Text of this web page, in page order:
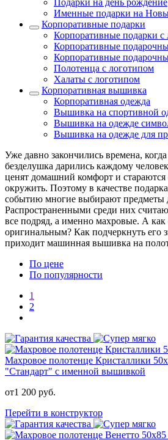
Подарки на день рождение
Именные подарки на
Корпоративные подарки
Корпоративные подарки
Корпоративные
Корпоративные
Полотенца с логотипом
Халаты с логотипом
Корпоративная вышивка
Корпоративная одежда
Вышивка на спортивной
Вышивка на одежде
Вышивка на одежде для
Уже давно закончились времена,
безделушка дарились каждому
ценят домашний комфорт и стараются
окружить. Поэтому в качестве
событию многие выбирают предметы
Распространенными среди них
все подряд, а именно махровые. А как
оригинальным? Как подчеркнуть его
приходит машинная вышивка на
По цене
По популярности
1
2
Махровое полотенце Кристаллики
"Стандарт" с именной вышивкой
от1 200 руб.
Перейти в конструктор